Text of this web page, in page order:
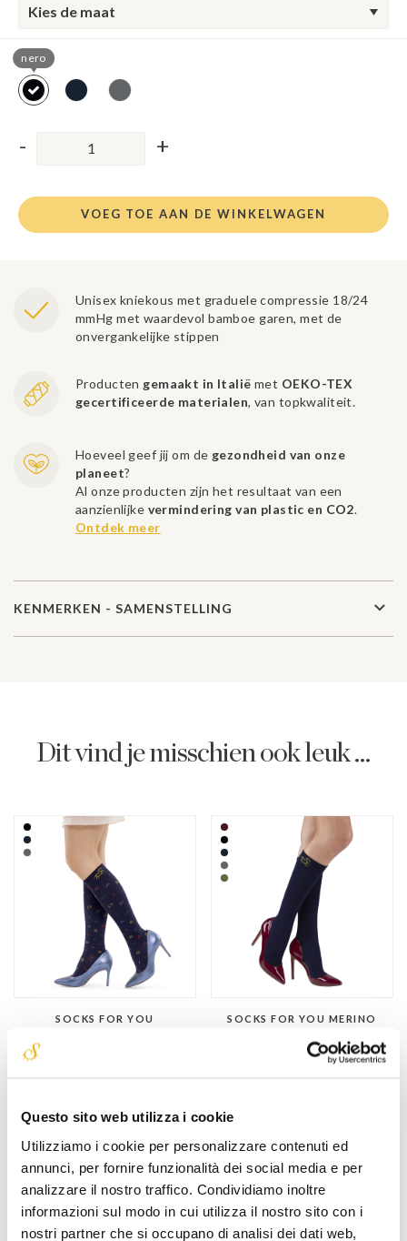
Questo sito web utilizza i cookie
Utilizziamo i cookie per personalizzare contenuti ed
annunci, per fornire funzionalità dei social media e per
analizzare il nostro traffico. Condividiamo inoltre
informazioni sul modo in cui utilizza il nostro sito con i
nostri partner che si occupano di analisi dei dati web,
Kies de maat
nero
VOEG TOE AAN DE WINKELWAGEN
Unisex kniekous met graduele compressie 18/24
mmHg met waardevol bamboe garen, met de
onvergankelijke stippen
Producten gemaakt in Italië met OEKO-TEX
gecertificeerde materialen, van topkwaliteit.
Hoeveel geef jij om de gezondheid van onze
planeet?
Al onze producten zijn het resultaat van een
aanzienlijke vermindering van plastic en CO2.
Ontdek meer
KENMERKEN - SAMENSTELLING
Dit vind je misschien ook leuk ...
SOCKS FOR YOU
fantasie
€ 37,00
SOCKS FOR YOU MERINO
glad breisel
uit bamboevezel
€ 39,00